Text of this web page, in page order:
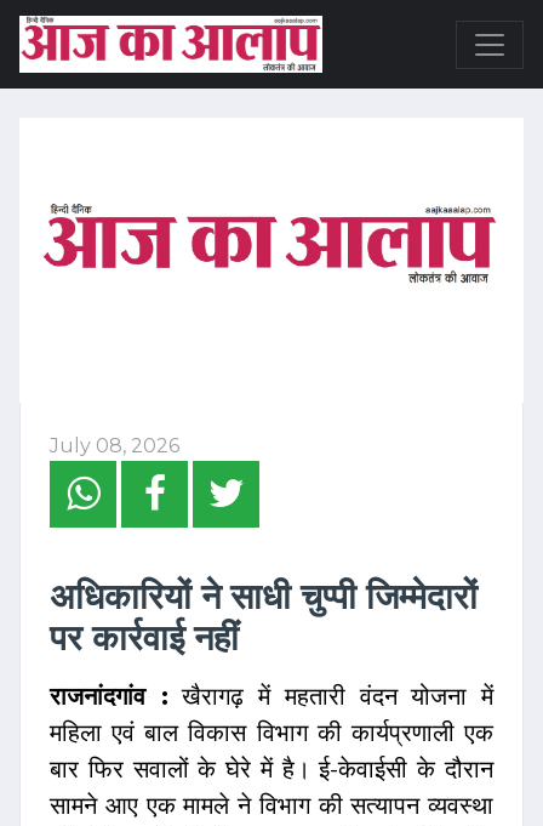
July 08, 2026
अधिकारियों ने साधी चुप्पी जिम्मेदारों
पर कार्रवाई नहीं
राजनांदगांव : खैरागढ़ में महतारी वंदन योजना में
महिला एवं बाल विकास विभाग की कार्यप्रणाली एक
बार फिर सवालों के घेरे में है। ई-केवाईसी के दौरान
सामने आए एक मामले ने विभाग की सत्यापन व्यवस्था